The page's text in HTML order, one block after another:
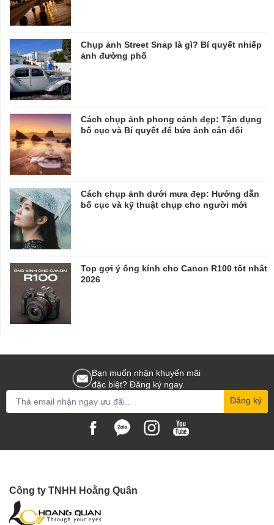
Chụp ảnh Street Snap là gì? Bí quyết nhiếp
ảnh đường phố
Cách chụp ảnh phong cảnh đẹp: Tận dụng
bố cục và Bí quyết để bức ảnh cân đối
Cách chụp ảnh dưới mưa đẹp: Hướng dẫn
bố cục và kỹ thuật chụp cho người mới
Top gợi ý ống kính cho Canon R100 tốt nhất
2026
Bạn muốn nhận khuyến mãi
đặc biệt? Đăng ký ngay.
Đăng ký
Công ty TNHH Hoằng Quân